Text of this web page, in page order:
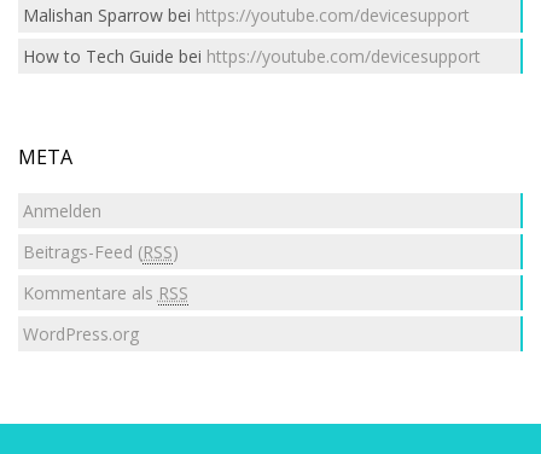
Malishan Sparrowbei https://youtube.com/devicesupport
How to Tech Guide bei https://youtube.com/devicesupport
META
Anmelden
Beitrags-Feed (RSS)
Kommentare als RSS
WordPress.org